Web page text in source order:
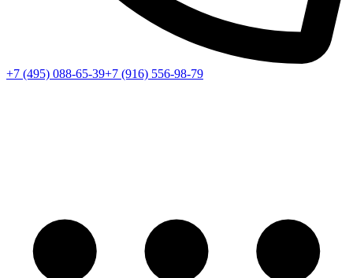
+7 (495) 088-65-39+7 (916) 556-98-79